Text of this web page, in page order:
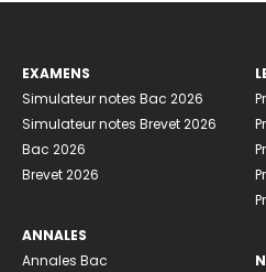
EXAMENS
Simulateur notes Bac 2026
Simulateur notes Brevet 2026
Bac 2026
Brevet 2026
ANNALES
Annales Bac